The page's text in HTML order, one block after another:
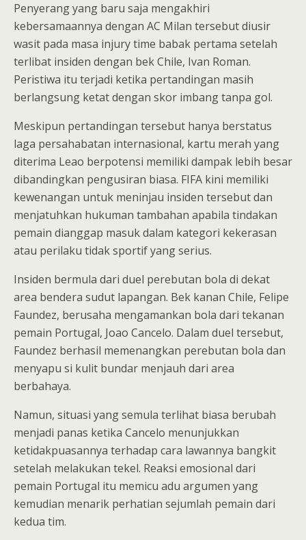
Penyerang yang baru saja mengakhiri
kebersamaannya dengan AC Milan tersebut diusir
wasit pada masa injury time babak pertama setelah
terlibat insiden dengan bek Chile, Ivan Roman.
Peristiwa itu terjadi ketika pertandingan masih
berlangsung ketat dengan skor imbang tanpa gol.
Meskipun pertandingan tersebut hanya berstatus
laga persahabatan internasional, kartu merah yang
diterima Leao berpotensi memiliki dampak lebih besar
dibandingkan pengusiran biasa. FIFA kini memiliki
kewenangan untuk meninjau insiden tersebut dan
menjatuhkan hukuman tambahan apabila tindakan
pemain dianggap masuk dalam kategori kekerasan
atau perilaku tidak sportif yang serius.
Insiden bermula dari duel perebutan bola di dekat
area bendera sudut lapangan. Bek kanan Chile, Felipe
Faundez, berusaha mengamankan bola dari tekanan
pemain Portugal, Joao Cancelo. Dalam duel tersebut,
Faundez berhasil memenangkan perebutan bola dan
menyapu si kulit bundar menjauh dari area
berbahaya.
Namun, situasi yang semula terlihat biasa berubah
menjadi panas ketika Cancelo menunjukkan
ketidakpuasannya terhadap cara lawannya bangkit
setelah melakukan tekel. Reaksi emosional dari
pemain Portugal itu memicu adu argumen yang
kemudian menarik perhatian sejumlah pemain dari
kedua tim.